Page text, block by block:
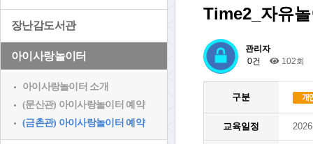
장난감도서관
아이사랑놀이터
아이사랑놀이터 소개
(문산관) 아이사랑놀이터 예약
(금촌관) 아이사랑놀이터 예약
Time2_자유
관리자
0건
102회
구분
교육일정